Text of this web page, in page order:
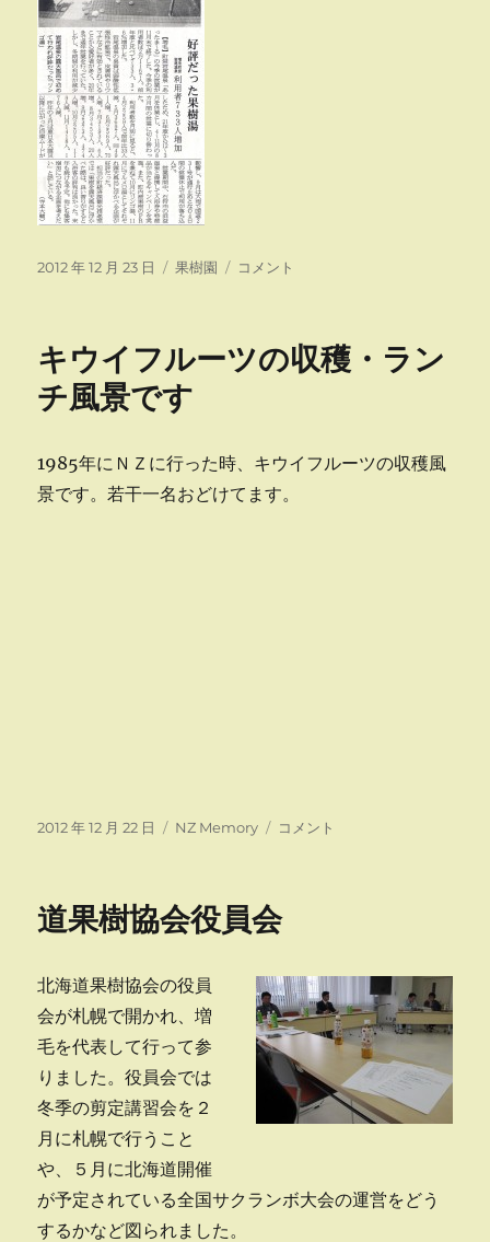
投
2012 年 12 月 23 日
カ
ー
果樹園
り
で
ー
る
コメント
キウイフルーツの収穫・ラン
チ風景です
1985年にＮＺに行った時、キウイフルーツの収穫風
景です。若干一名おどけてます。
投
2012 年 12 月 22 日
カ
ー
NZ Memory
キ
ル
の
収
穫・
ラ
ン
チ
風
す
コメント
道果樹協会役員会
北海道果樹協会の役員
会が札幌で開かれ、増
毛を代表して行って参
りました。役員会では
冬季の剪定講習会を２
月に札幌で行うこと
や、５月に北海道開催
が予定されている全国サクランボ大会の運営をどう
するかなど図られました。